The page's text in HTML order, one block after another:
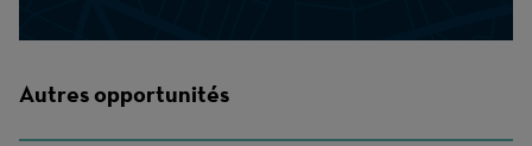
Autres opportunités